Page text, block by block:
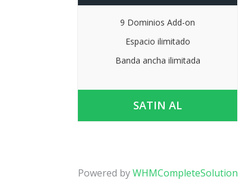
9 Dominios Add-on
Espacio ilimitado
Banda ancha ilimitada
SATIN AL
Powered byWHMCompleteSolution